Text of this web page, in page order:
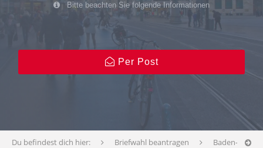
Bitte beachten Sie folgende Informationen
Per Post
Du befindest dich hier: Briefwahl beantragen Baden-